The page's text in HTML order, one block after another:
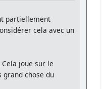
partiellement
cela avec un
joue sur le
grand chose du